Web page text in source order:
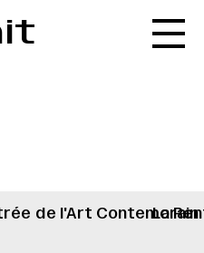
Accueil
Le lieu
de l'Art Contemorain
La